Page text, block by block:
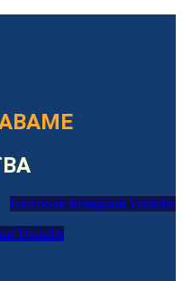
Facebook InstagramYoutube
Youtube